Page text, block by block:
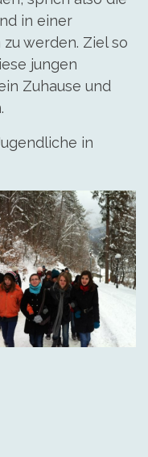
in einer
werden. Ziel so
jungen
Zuhause und
in